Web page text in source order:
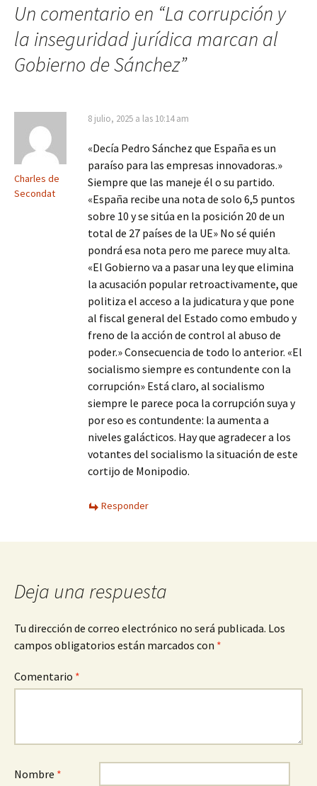
Un comentario en “La corrupción y
la inseguridad jurídica marcan al
Gobierno de Sánchez”
Charles de
Secondat
8 julio, 2025 a las 10:14 am
«Decía Pedro Sánchez que España es un
paraíso para las empresas innovadoras.»
Siempre que las maneje él o su partido.
«España recibe una nota de solo 6,5 puntos
sobre 10 y se sitúa en la posición 20 de un
total de 27 países de la UE» No sé quién
pondrá esa nota pero me parece muy alta.
«El Gobierno va a pasar una ley que elimina
la acusación popular retroactivamente, que
politiza el acceso a la judicatura y que pone
al fiscal general del Estado como embudo y
freno de la acción de control al abuso de
poder.» Consecuencia de todo lo anterior. «El
socialismo siempre es contundente con la
corrupción» Está claro, al socialismo
siempre le parece poca la corrupción suya y
por eso es contundente: la aumenta a
niveles galácticos. Hay que agradecer a los
votantes del socialismo la situación de este
cortijo de Monipodio.
Responder
Deja una respuesta
Tu dirección de correo electrónico no será publicada. Los
campos obligatorios están marcados con *
Comentario *
Nombre *